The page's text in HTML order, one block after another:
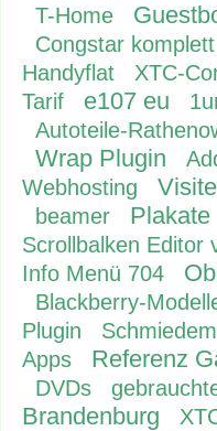
T-Home
Congstar
Handyflat
XTC-
Tarif e107 eu
Autoteile-
Wrap Plugin
Webhosting
beamer Plakate
Scrollbalken Editor
Info Menü 704
Blackberry-
Plugin
Apps Referenz
DVDs
Brandenburg